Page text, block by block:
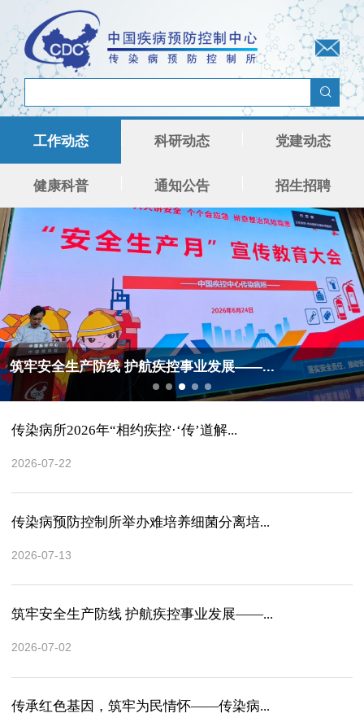
工作动态 科研动态 党建动态
健康科普 通知公告 招生招聘
筑牢安全生产防线 护航疾控事业发展——...
传染病所2026年“相约疾控·‘传’道解...
2026-07-22
传染病预防控制所举办难培养细菌分离培...
2026-07-13
筑牢安全生产防线 护航疾控事业发展——...
2026-07-02
传承红色基因，筑牢为民情怀——传染病...